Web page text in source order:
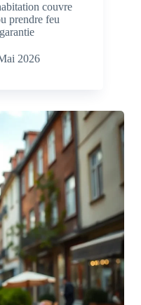
couvre
prendre feu
2026